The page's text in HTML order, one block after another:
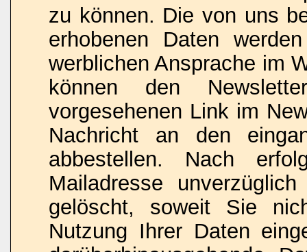
zu können. Die von uns
erhobenen Daten
werblichen Ansprache im
können den
vorgesehenen Link im
Nachricht an den
abbestellen. Nach
Mailadresse
gelöscht, soweit Sie
Nutzung Ihrer Daten